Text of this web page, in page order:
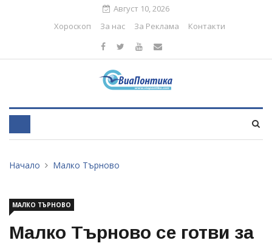
Август 10, 2026
Хороскоп
За нас За Реклама Контакти
Начало Малко Търново
МАЛКО ТЪРНОВО
Малко Търново се готви за